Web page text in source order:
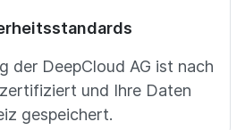
der DeepCloud AG ist nach
und Ihre Daten
gespeichert.